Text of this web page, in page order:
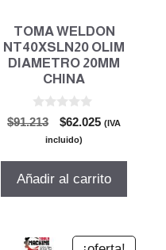
TOMA WELDON
NT40XSLN20 OLIM
DIAMETRO 20MM
CHINA
0
d
$91.213
El
precio
era:
$62.025El
es:
(IVA
incluido)
Añadir al carrito